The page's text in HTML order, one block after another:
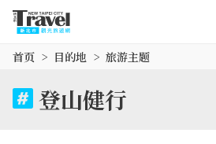
首页 目的地 旅游主题
登山健行